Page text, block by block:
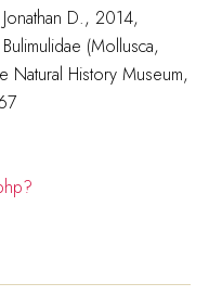
D., 2014,
(Mollusca,
Natural History Museum,